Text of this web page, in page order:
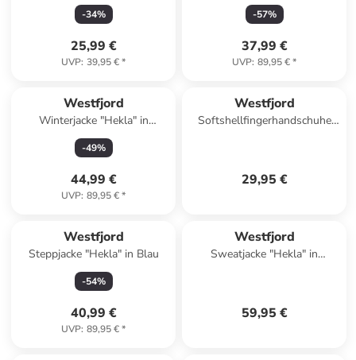
-34%
25,99 €
UVP: 39,95 €*
-57%
37,99 €
UVP: 89,95 €*
Westfjord
Winterjacke "Hekla" in
Hellbraun
-49%
44,99 €
UVP: 89,95 €*
Westfjord
Softshellfingerhandschuhe
29,95 €
Westfjord
Steppjacke "Hekla" in Blau
-54%
40,99 €
UVP: 89,95 €*
Westfjord
Sweatjacke "Hekla" in
59,95 €